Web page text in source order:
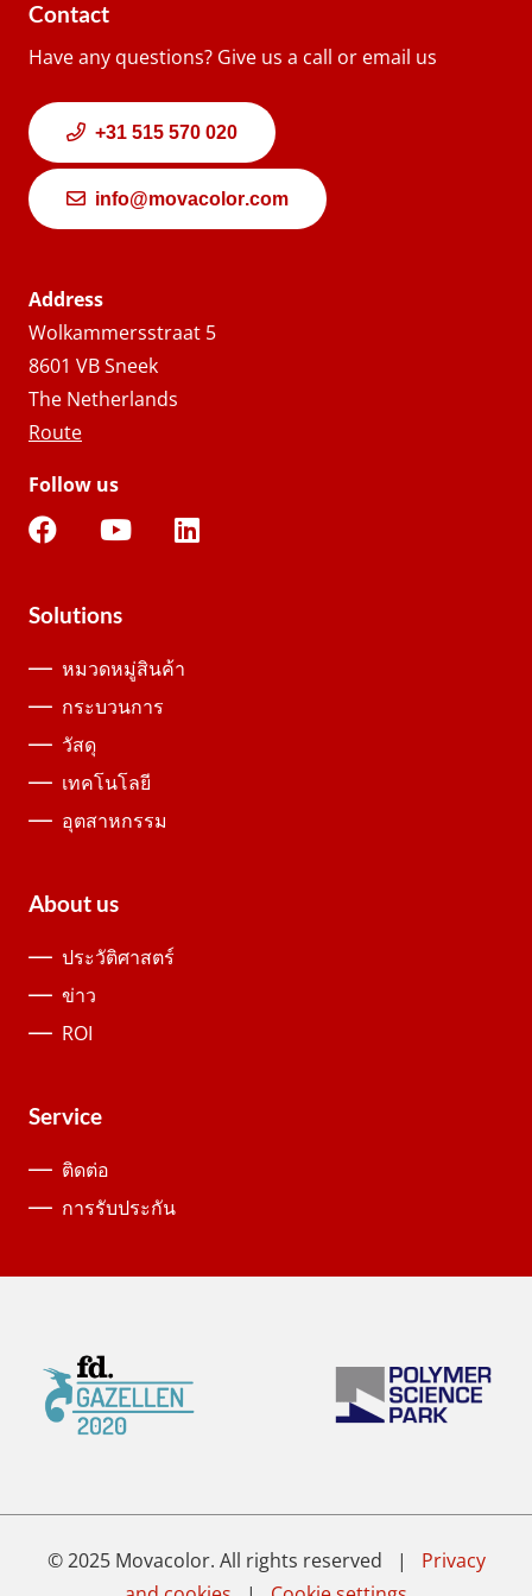
Contact
Have any questions? Give us a call or email us
+31 515 570 020
info@movacolor.com
Address
Wolkammersstraat 5
8601 VB Sneek
The Netherlands
Route
Follow us
Solutions
หมวดหมู่สินค้า
กระบวนการ
วัสดุ
เทคโนโลยี
อุตสาหกรรม
About us
ประวัติศาสตร์
ข่าว
ROI
Service
ติดต่อ
การรับประกัน
© 2025 Movacolor. All rights reserved | Privacy